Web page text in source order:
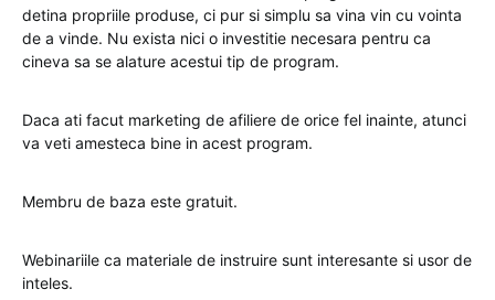
detina propriile produse, ci pur si simplu sa vina vin cu vointa
de a vinde. Nu exista nici o investitie necesara pentru ca
cineva sa se alature acestui tip de program.
Daca ati facut marketing de afiliere de orice fel inainte, atunci
va veti amesteca bine in acest program.
Membru de baza este gratuit.
Webinariile ca materiale de instruire sunt interesante si usor de
inteles.